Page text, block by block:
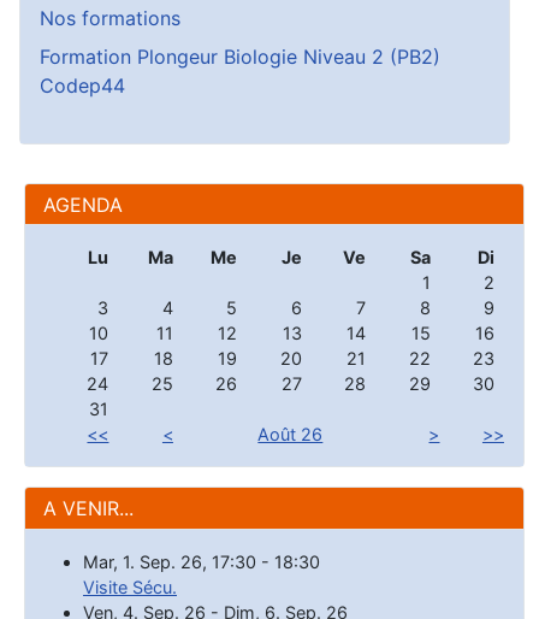
AGENDA
Lu Ma Me Je Ve Sa
Di
1
2
3
4 5 6 7 8
9
10
11 12 13 14 15
16
17
18 19 20 21 22
23
24
25 26 27 28 29
30
31
<<
< Août 26 > >>
A VENIR...
Mar, 1. Sep. 26, 17:30 - 18:30
Visite Sécu.
Ven, 4. Sep. 26 - Dim, 6. Sep. 26
Nos formations
Formation Plongeur Biologie Niveau 2 (PB2)
Codep44